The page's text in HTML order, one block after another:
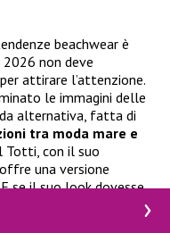
beachwear è
non deve
attirare l’attenzione.
le immagini delle
alternativa, fatta di
tra moda mare e
Totti, con il suo
una versione
se il suo look dovesse
sulle spiagge
corti abbinati a slip